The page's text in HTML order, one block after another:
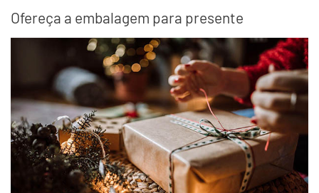
Ofereça a embalagem para presente